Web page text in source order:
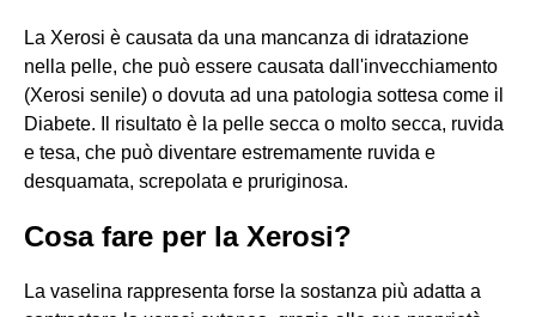
La Xerosi è causata da una mancanza di idratazione
nella pelle, che può essere causata dall'invecchiamento
(Xerosi senile) o dovuta ad una patologia sottesa come il
Diabete. Il risultato è la pelle secca o molto secca, ruvida
e tesa, che può diventare estremamente ruvida e
desquamata, screpolata e pruriginosa.
Cosa fare per la Xerosi?
La vaselina rappresenta forse la sostanza più adatta a